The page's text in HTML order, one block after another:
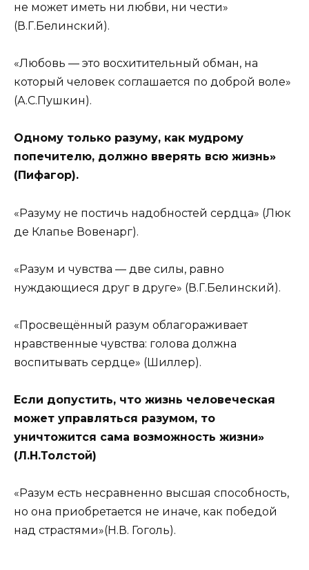
не может иметь ни любви, ни чести»
(В.Г.Белинский).
«Любовь — это восхитительный обман, на
который человек соглашается по доброй воле»
(А.С.Пушкин).
Одному только разуму, как мудрому
попечителю, должно вверять всю жизнь»
(Пифагор).
«Разуму не постичь надобностей сердца» (Люк
де Клапье Вовенарг).
«Разум и чувства — две силы, равно
нуждающиеся друг в друге» (В.Г.Белинский).
«Просвещённый разум облагораживает
нравственные чувства: голова должна
воспитывать сердце» (Шиллер).
Если допустить, что жизнь человеческая
может управляться разумом, то
уничтожится сама возможность жизни»
(Л.Н.Толстой)
«Разум есть несравненно высшая способность,
но она приобретается не иначе, как победой
над страстями»(Н.В. Гоголь).